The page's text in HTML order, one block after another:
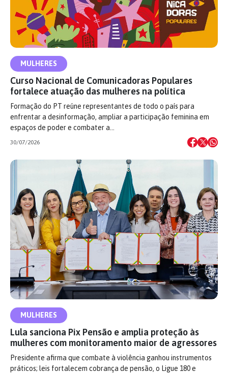
MULHERES
Curso Nacional de Comunicadoras Populares
fortalece atuação das mulheres na política
Formação do PT reúne representantes de todo o país para
enfrentar a desinformação, ampliar a participação feminina em
espaços de poder e combater a…
30/07/2026
MULHERES
Lula sanciona Pix Pensão e amplia proteção às
mulheres com monitoramento maior de agressores
Presidente afirma que combate à violência ganhou instrumentos
práticos; leis fortalecem cobrança de pensão, o Ligue 180 e